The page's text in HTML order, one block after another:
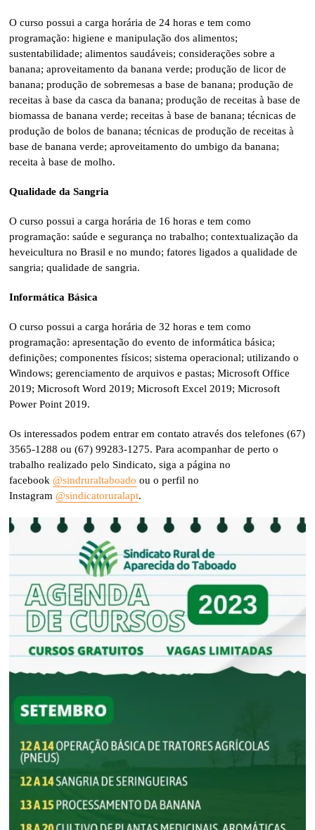
O curso possui a carga horária de 24 horas e tem como
programação: higiene e manipulação dos alimentos;
sustentabilidade; alimentos saudáveis; considerações sobre a
banana; aproveitamento da banana verde; produção de licor de
banana; produção de sobremesas a base de banana; produção de
receitas à base da casca da banana; produção de receitas à base de
biomassa de banana verde; receitas à base de banana; técnicas de
produção de bolos de banana; técnicas de produção de receitas à
base de banana verde; aproveitamento do umbigo da banana;
receita à base de molho.
Qualidade da Sangria
O curso possui a carga horária de 16 horas e tem como
programação: saúde e segurança no trabalho; contextualização da
heveicultura no Brasil e no mundo; fatores ligados a qualidade de
sangria; qualidade de sangria.
Informática Básica
O curso possui a carga horária de 32 horas e tem como
programação: apresentação do evento de informática básica;
definições; componentes físicos; sistema operacional; utilizando o
Windows; gerenciamento de arquivos e pastas; Microsoft Office
2019; Microsoft Word 2019; Microsoft Excel 2019; Microsoft
Power Point 2019.
Os interessados podem entrar em contato através dos telefones (67)
3565-1288 ou (67) 99283-1275. Para acompanhar de perto o
trabalho realizado pelo Sindicato, siga a página no
facebook@sindruraltaboado ou o perfil no
Instagram@sindicatoruralapt.